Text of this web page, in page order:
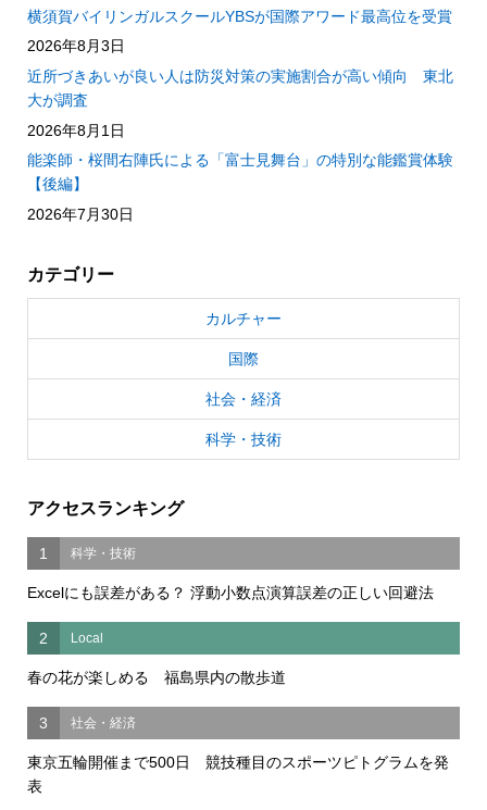
横須賀バイリンガルスクールYBSが国際アワード最高位を受賞
2026年8月3日
近所づきあいが良い人は防災対策の実施割合が高い傾向 東北
大が調査
2026年8月1日
能楽師・桜間右陣氏による「富士見舞台」の特別な能鑑賞体験
【後編】
2026年7月30日
カテゴリー
カルチャー
国際
社会・経済
科学・技術
アクセスランキング
1 科学・技術
Excelにも誤差がある？ 浮動小数点演算誤差の正しい回避法
2 Local
春の花が楽しめる 福島県内の散歩道
3 社会・経済
東京五輪開催まで500日 競技種目のスポーツピトグラムを発
表